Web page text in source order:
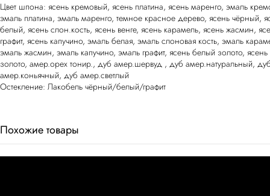
Цвет шпона: ясень кремовый, ясень платина, ясень маренго, эмаль
эмаль платина, эмаль маренго, темное красное дерево, ясень чёрный,
белый, ясень слон.кость, ясень венге, ясень карамель, ясень жасмин,
графит, ясень капучино, эмаль белая, эмаль слоновая кость, эмаль
эмаль жасмин, эмаль капучино, эмаль графит, ясень белый золото, ясень
золото, амер.орех тонир., дуб амер.шервуд , дуб амер.натуральный,
амер.коньячный, дуб амер.светлый
Остекление: Лакобель чёрный/белый/графит
Похожие товары